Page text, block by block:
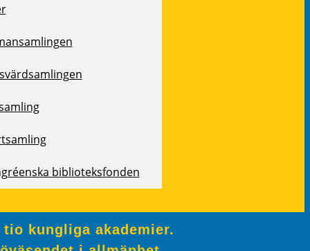
biblioteksfonden
kungliga akademier.